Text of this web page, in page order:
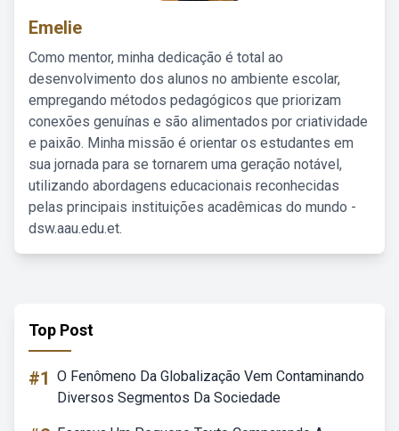
Emelie
Como mentor, minha dedicação é total ao
desenvolvimento dos alunos no ambiente escolar,
empregando métodos pedagógicos que priorizam
conexões genuínas e são alimentados por criatividade
e paixão. Minha missão é orientar os estudantes em
sua jornada para se tornarem uma geração notável,
utilizando abordagens educacionais reconhecidas
pelas principais instituições acadêmicas do mundo -
dsw.aau.edu.et.
Top Post
#1 O Fenômeno Da Globalização Vem Contaminando
Diversos Segmentos Da Sociedade